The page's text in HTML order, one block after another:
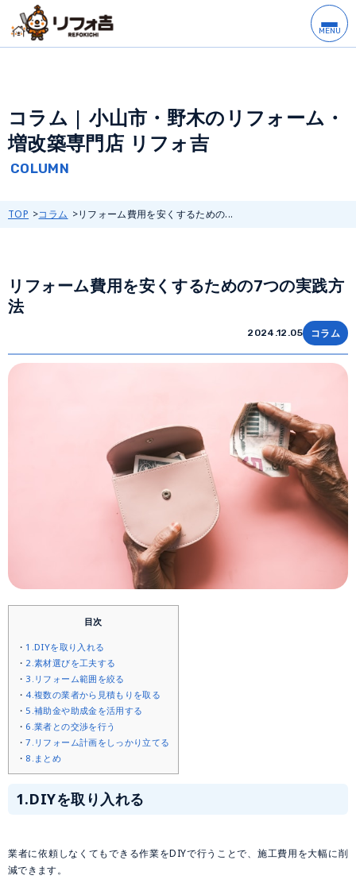
コラム | 小山市・野木のリフォーム・
増改築専門店 リフォ吉
TOP コラム リフォーム費用を安くするための...
リフォーム費用を安くするための7つの実践方
法
2024.12.05 コラム
目次
1.DIYを取り入れる
2.素材選びを工夫する
3.リフォーム範囲を絞る
4.複数の業者から見積もりを取る
5.補助金や助成金を活用する
6.業者との交渉を行う
7.リフォーム計画をしっかり立てる
8.まとめ
1.DIYを取り入れる
業者に依頼しなくてもできる作業をDIYで行うことで、施工費用を大幅に削
減できます。